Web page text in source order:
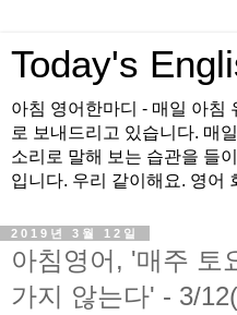
Today's
아침 영어한마디 - 매일 아침
로 보내드리고 있습니다. 매
소리로 말해 보는 습관을 들
입니다. 우리 같이해요. 영어
2019년 3월 12일
아침영어, '매주 토
가지 않는다' - 3/